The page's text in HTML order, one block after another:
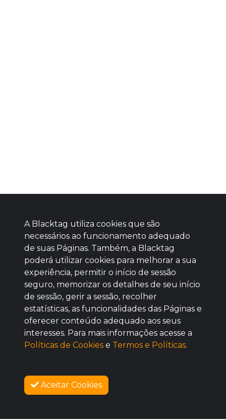
Baixe agora nosso app
SOBRE NÓS
A Blacktag utiliza cookies que são
necessários ao funcionamento adequado
de suas Páginas. Também, a Blacktag
poderá utilizar cookies para melhorar a sua
experiência, permitir o início de sessão
seguro, memorizar os detalhes de seu início
de sessão, gerir a sessão, recolher
estatísticas, as funcionalidades das Páginas e
oferecer conteúdo adequado aos seus
interesses. Para mais informações acesse a
Políticas de Cookies e Termos e Políticas.
Aceitar Cookies